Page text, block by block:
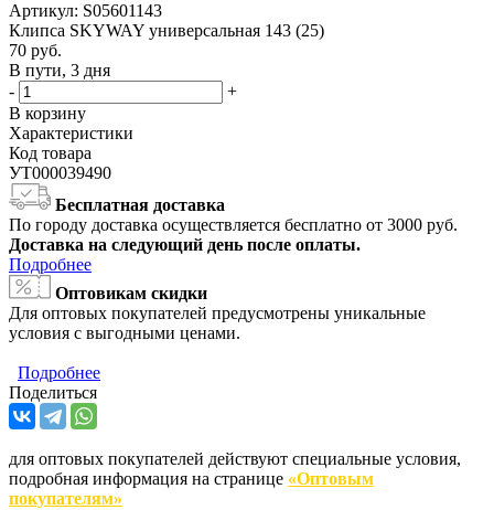
Артикул: S05601143
Клипса SKYWAY универсальная 143 (25)
70 руб.
В пути, 3 дня
-
+
В корзину
Характеристики
Код товара
УТ000039490
Бесплатная доставка
По городу доставка осуществляется бесплатно от 3000 руб.
Доставка на следующий день после оплаты.
Подробнее
Оптовикам скидки
Для оптовых покупателей предусмотрены уникальные
условия с выгодными ценами.
Подробнее
Поделиться
для оптовых покупателей действуют специальные условия,
подробная информация на странице «Оптовым
покупателям»